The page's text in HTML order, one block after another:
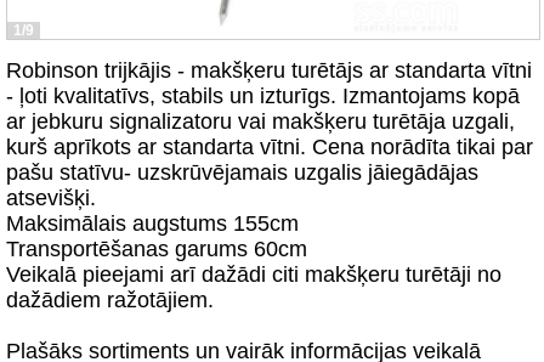
1/9
Robinson trijkājis - makšķeru turētājs ar standarta vītni
- ļoti kvalitatīvs, stabils un izturīgs. Izmantojams kopā
ar jebkuru signalizatoru vai makšķeru turētāja uzgali,
kurš aprīkots ar standarta vītni. Cena norādīta tikai par
pašu statīvu- uzskrūvējamais uzgalis jāiegādājas
atsevišķi.
Maksimālais augstums 155cm
Transportēšanas garums 60cm
Veikalā pieejami arī dažādi citi makšķeru turētāji no
dažādiem ražotājiem.
Plašāks sortiments un vairāk informācijas veikalā